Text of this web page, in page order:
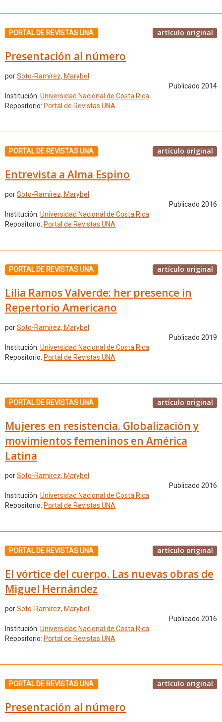
PORTAL DE REVISTAS UNA artículo original
Presentación al número
porSoto-Ramírez, Marybel
Publicado 2014
Institución: Universidad Nacional de Costa Rica
Repositorio: Portal de Revistas UNA
PORTAL DE REVISTAS UNA artículo original
Entrevista a Alma Espino
porSoto-Ramírez, Marybel
Publicado 2016
Institución: Universidad Nacional de Costa Rica
Repositorio: Portal de Revistas UNA
PORTAL DE REVISTAS UNA artículo original
Lilia Ramos Valverde: her presence in
Repertorio Americano
porSoto-Ramírez, Marybel
Publicado 2019
Institución: Universidad Nacional de Costa Rica
Repositorio: Portal de Revistas UNA
PORTAL DE REVISTAS UNA artículo original
Mujeres en resistencia. Globalización y
movimientos femeninos en América
Latina
porSoto-Ramírez, Marybel
Publicado 2016
Institución: Universidad Nacional de Costa Rica
Repositorio: Portal de Revistas UNA
PORTAL DE REVISTAS UNA artículo original
El vórtice del cuerpo. Las nuevas obras de
Miguel Hernández
porSoto-Ramírez, Marybel
Publicado 2016
Institución: Universidad Nacional de Costa Rica
Repositorio: Portal de Revistas UNA
PORTAL DE REVISTAS UNA artículo original
Presentación al número